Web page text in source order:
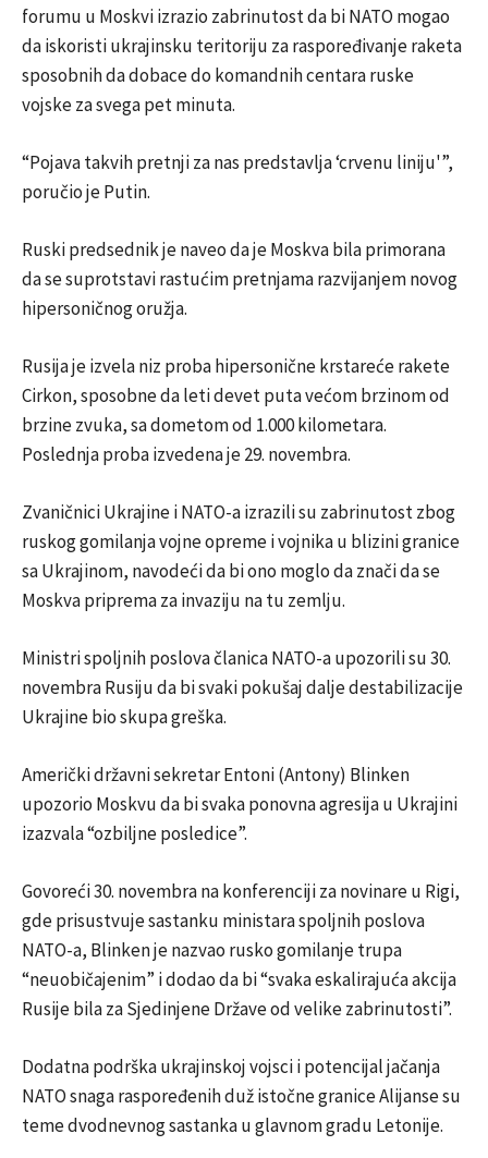
forumu u Moskvi izrazio zabrinutost da bi NATO mogao
da iskoristi ukrajinsku teritoriju za raspoređivanje raketa
sposobnih da dobace do komandnih centara ruske
vojske za svega pet minuta.
“Pojava takvih pretnji za nas predstavlja ‘crvenu liniju'”,
poručio je Putin.
Ruski predsednik je naveo da je Moskva bila primorana
da se suprotstavi rastućim pretnjama razvijanjem novog
hipersoničnog oružja.
Rusija je izvela niz proba hipersonične krstareće rakete
Cirkon, sposobne da leti devet puta većom brzinom od
brzine zvuka, sa dometom od 1.000 kilometara.
Poslednja proba izvedena je 29. novembra.
Zvaničnici Ukrajine i NATO-a izrazili su zabrinutost zbog
ruskog gomilanja vojne opreme i vojnika u blizini granice
sa Ukrajinom, navodeći da bi ono moglo da znači da se
Moskva priprema za invaziju na tu zemlju.
Ministri spoljnih poslova članica NATO-a upozorili su 30.
novembra Rusiju da bi svaki pokušaj dalje destabilizacije
Ukrajine bio skupa greška.
Američki državni sekretar Entoni (Antony) Blinken
upozorio Moskvu da bi svaka ponovna agresija u Ukrajini
izazvala “ozbiljne posledice”.
Govoreći 30. novembra na konferenciji za novinare u Rigi,
gde prisustvuje sastanku ministara spoljnih poslova
NATO-a, Blinken je nazvao rusko gomilanje trupa
“neuobičajenim” i dodao da bi “svaka eskalirajuća akcija
Rusije bila za Sjedinjene Države od velike zabrinutosti”.
Dodatna podrška ukrajinskoj vojsci i potencijal jačanja
NATO snaga raspoređenih duž istočne granice Alijanse su
teme dvodnevnog sastanka u glavnom gradu Letonije.